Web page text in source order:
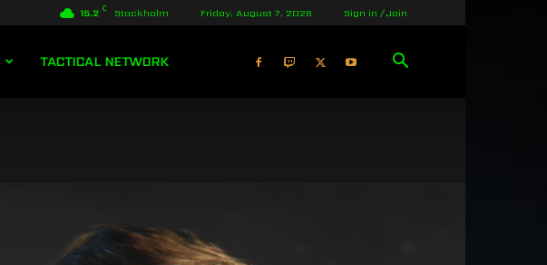
15.2 C Stockholm Friday, August 7, 2026 Sign in / Join
TACTICAL NETWORK